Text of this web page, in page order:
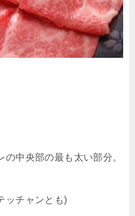
の中央部の最も太い部分。
ッチャンとも)